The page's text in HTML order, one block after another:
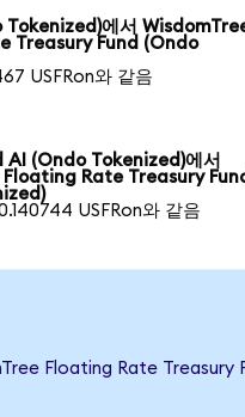
Tokenized)에서
Treasury Fund (Ondo
USFRon와 같음
AI (Ondo Tokenized)에서
Rate Treasury
USFRon와 같음
Floating Rate Treasury